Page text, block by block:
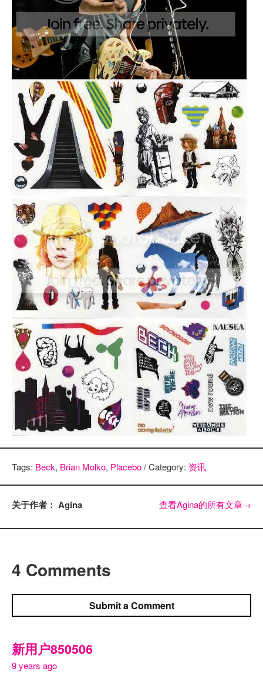
Tags: Beck, Brian Molko, Placebo/ Category: 资讯
关于作者： Agina 查看Agina的所有文章→
4 Comments
Submit a Comment
新用户850506
9 years ago